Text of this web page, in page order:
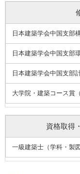
日本建築学会中国支部
日本建築学会中国支部
日本建築学会中国支部
大学院・建築コース賞
資格取得
一級建築士（学科・製